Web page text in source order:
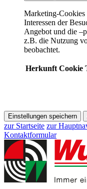
Marketing-Cookies
Interessen der
Angebot und die
z.B. die Nutzung
beobachtet.
Herkunft Cookie
Einstellungen speichern
zur Startseite zur
Kontaktformular